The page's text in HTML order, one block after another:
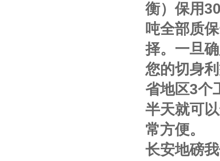
衡）保用
吨全部质
择。一旦
您的切身
省地区3个
半天就可
常方便。
长安地磅